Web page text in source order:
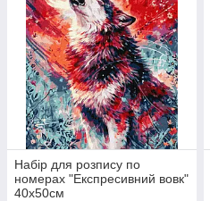
Набір для розпису по
номерах "Експресивний вовк"
40х50см